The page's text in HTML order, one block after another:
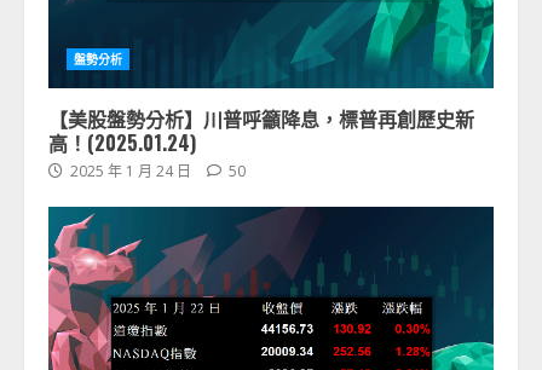
盤勢分析
【美股盤勢分析】川普呼籲降息，標普再創歷史新
高！(2025.01.24)
2025 年 1 月 24 日 50